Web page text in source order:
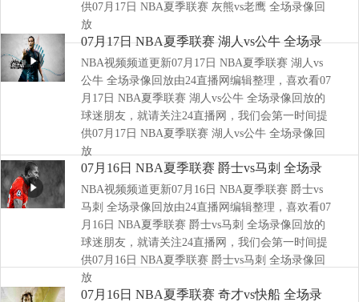
供07月17日 NBA夏季联赛 灰熊vs老鹰 全场录像回
放
07月17日 NBA夏季联赛 湖人vs公牛 全场录
像回放
NBA视频频道更新07月17日 NBA夏季联赛 湖人vs
公牛 全场录像回放由24直播网编辑整理，喜欢看07
月17日 NBA夏季联赛 湖人vs公牛 全场录像回放的
球迷朋友，就请关注24直播网，我们会第一时间提
供07月17日 NBA夏季联赛 湖人vs公牛 全场录像回
放
07月16日 NBA夏季联赛 爵士vs马刺 全场录
像回放
NBA视频频道更新07月16日 NBA夏季联赛 爵士vs
马刺 全场录像回放由24直播网编辑整理，喜欢看07
月16日 NBA夏季联赛 爵士vs马刺 全场录像回放的
球迷朋友，就请关注24直播网，我们会第一时间提
供07月16日 NBA夏季联赛 爵士vs马刺 全场录像回
放
07月16日 NBA夏季联赛 奇才vs快船 全场录